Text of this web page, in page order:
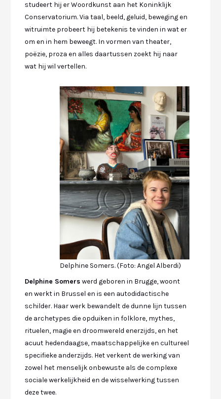
studeert hij er Woordkunst aan het Koninklijk
Conservatorium. Via taal, beeld, geluid, beweging en
witruimte probeert hij betekenis te vinden in wat er
om en in hem beweegt. In vormen van theater,
poëzie, proza en alles daartussen zoekt hij naar
wat hij wil vertellen.
Delphine Somers. (Foto: Angel Alberdi)
Delphine Somers werd geboren in Brugge, woont
en werkt in Brussel en is een autodidactische
schilder. Haar werk bewandelt de dunne lijn tussen
de archetypes die opduiken in folklore, mythes,
rituelen, magie en droomwereld enerzijds, en het
acuut hedendaagse, maatschappelijke en cultureel
specifieke anderzijds. Het verkent de werking van
zowel het menselijk onbewuste als de complexe
sociale werkelijkheid en de wisselwerking tussen
deze twee.